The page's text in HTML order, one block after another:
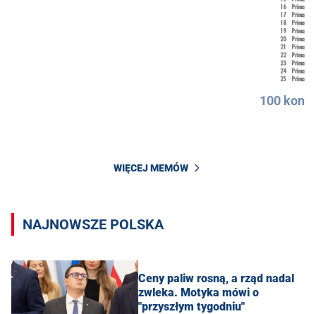
100
WIĘCEJ MEMÓW
NAJNOWSZE POLSKA
Ceny paliw rosną, a rząd nadal
zwleka. Motyka mówi o
"przyszłym tygodniu"